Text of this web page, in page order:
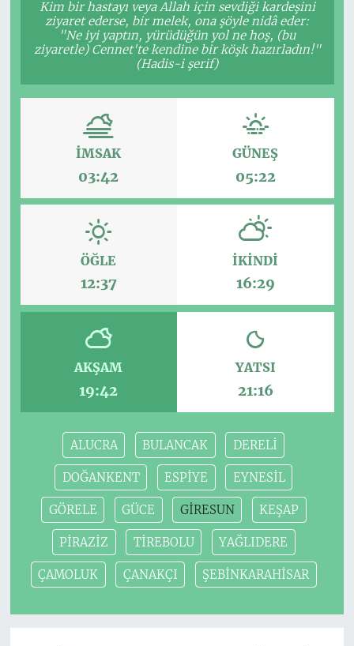
Kim bir hastayı veya Allah için sevdiği kardeşini
ziyaret ederse, bir melek, ona şöyle nidâ eder:
"Ne iyi yaptın, yürüdüğün yol ne hoş, (bu
ziyaretle) Cennet'te kendine bir köşk hazırladın!"
(Hadis-i şerif)
İMSAK
03:42
GÜNEŞ
05:22
ÖĞLE
12:37
İKINDI
16:29
AKŞAM
19:42
YATSI
21:16
ALUCRA BULANCAK DERELİ
DOĞANKENT ESPİYE EYNESİL
GÖRELE GÜCE GİRESUN KEŞAP
PİRAZİZ TİREBOLU YAĞLIDERE
ÇAMOLUK ÇANAKÇI ŞEBİNKARAHİSAR